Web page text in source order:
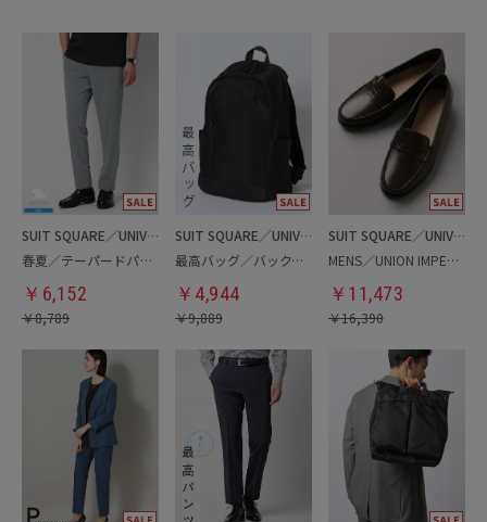
SUIT SQUARE／UNIVERSAL LANGUAGE
春夏／テーパードパンツ
￥ 6,152
￥8,789
SUIT SQUARE／UNIVERSAL LANGUAGE
最高バッグ／バックパック
￥ 4,944
￥9,889
SUIT SQUARE／UNIVERSAL LANGUAGE
MENS／UNION IMPERIAL監修／コインローファー
￥ 11,473
￥16,390